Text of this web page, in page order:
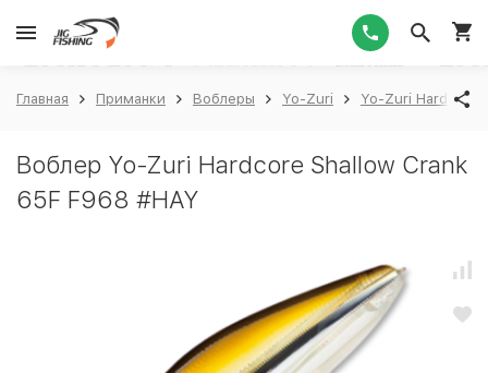
Главная Приманки Воблеры Yo-Zuri Yo-Zuri Hardcore
Воблер Yo-Zuri Hardcore Shallow Crank
65F F968 #HAY